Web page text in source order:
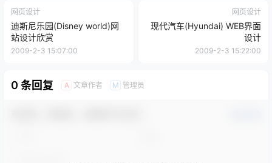
网页设计
迪斯尼乐园(Disney world)网
站设计欣赏
2009-2-3 15:07:00
网页设计
现代汽车(Hyundai) WEB界面
设计
2009-2-3 15:22:00
0 条回复 A 文章作者 M 管理员